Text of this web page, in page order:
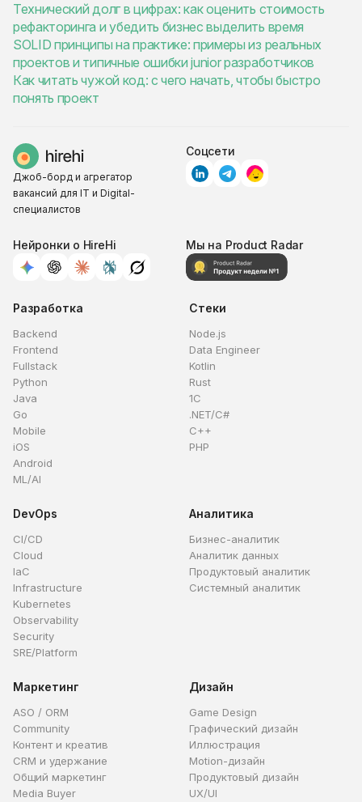
Технический долг в цифрах: как оценить стоимость
рефакторинга и убедить бизнес выделить время
SOLID принципы на практике: примеры из реальных
проектов и типичные ошибки junior разработчиков
Как читать чужой код: с чего начать, чтобы быстро
понять проект
Джоб-борд и агрегатор
вакансий для IT и Digital-
специалистов
Соцсети
Нейронки о HireHi Мы на Product Radar
Разработка
Backend
Frontend
Fullstack
Python
Java
Go
Mobile
iOS
Android
ML/AI
Стеки
Node.js
Data Engineer
Kotlin
Rust
1C
.NET/C#
C++
PHP
DevOps
CI/CD
Cloud
IaC
Infrastructure
Kubernetes
Observability
Security
SRE/Platform
Аналитика
Бизнес-аналитик
Аналитик данных
Продуктовый аналитик
Системный аналитик
Маркетинг
ASO / ORM
Community
Контент и креатив
CRM и удержание
Общий маркетинг
Media Buyer
Дизайн
Game Design
Графический дизайн
Иллюстрация
Motion-дизайн
Продуктовый дизайн
UX/UI